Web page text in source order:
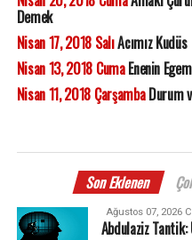
Demek
Nisan 17, 2018 SalıAcımız Kudüs
Nisan 13, 2018 CumaEnenin
Nisan 11, 2018 ÇarşambaDurum
Son Eklenen
Ağustos 07, 2026
Abdulaziz